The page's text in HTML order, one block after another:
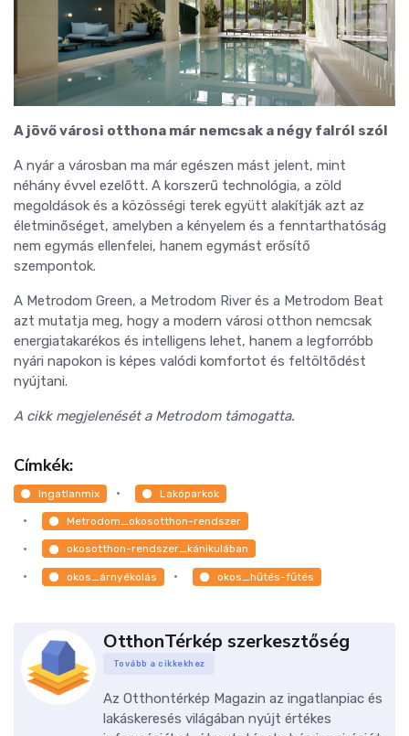
A jövő városi otthona már nemcsak a négy falról szól
A nyár a városban ma már egészen mást jelent, mint
néhány évvel ezelőtt. A korszerű technológia, a zöld
megoldások és a közösségi terek együtt alakítják azt az
életminőséget, amelyben a kényelem és a fenntarthatóság
nem egymás ellenfelei, hanem egymást erősítő
szempontok.
A Metrodom Green, a Metrodom River és a Metrodom Beat
azt mutatja meg, hogy a modern városi otthon nemcsak
energiatakarékos és intelligens lehet, hanem a legforróbb
nyári napokon is képes valódi komfortot és feltöltődést
nyújtani.
A cikk megjelenését a Metrodom támogatta.
Címkék:
Ingatlanmix Lakóparkok
Metrodom_okosotthon-rendszer
okosotthon-rendszer_kánikulában
okos_árnyékolás okos_hűtés-fűtés
OtthonTérkép szerkesztőség
Tovább a cikkekhez
Az Otthontérkép Magazin az ingatlanpiac és
lakáskeresés világában nyújt értékes